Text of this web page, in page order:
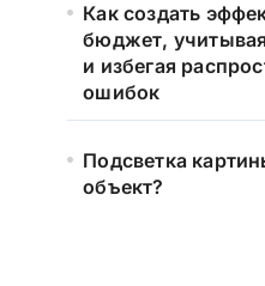
Как создать
бюджет,
и избегая
ошибок
Подсветка
объект?